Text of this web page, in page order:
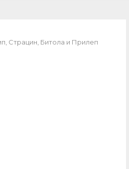
Страцин, Битола и Прилеп